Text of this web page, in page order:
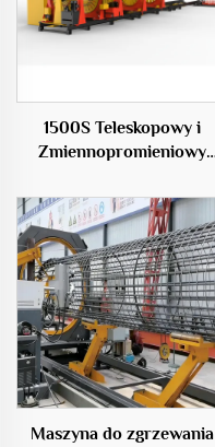
1500S Teleskopowy i
Zmiennopromieniowy
Klatek Stalowych
Maszyna do zgrzewania